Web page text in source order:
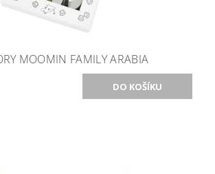
MOOMIN FAMILY ARABIA